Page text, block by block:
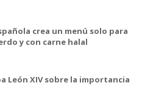
crea un menú solo para
y con carne halal
León XIV sobre la importancia